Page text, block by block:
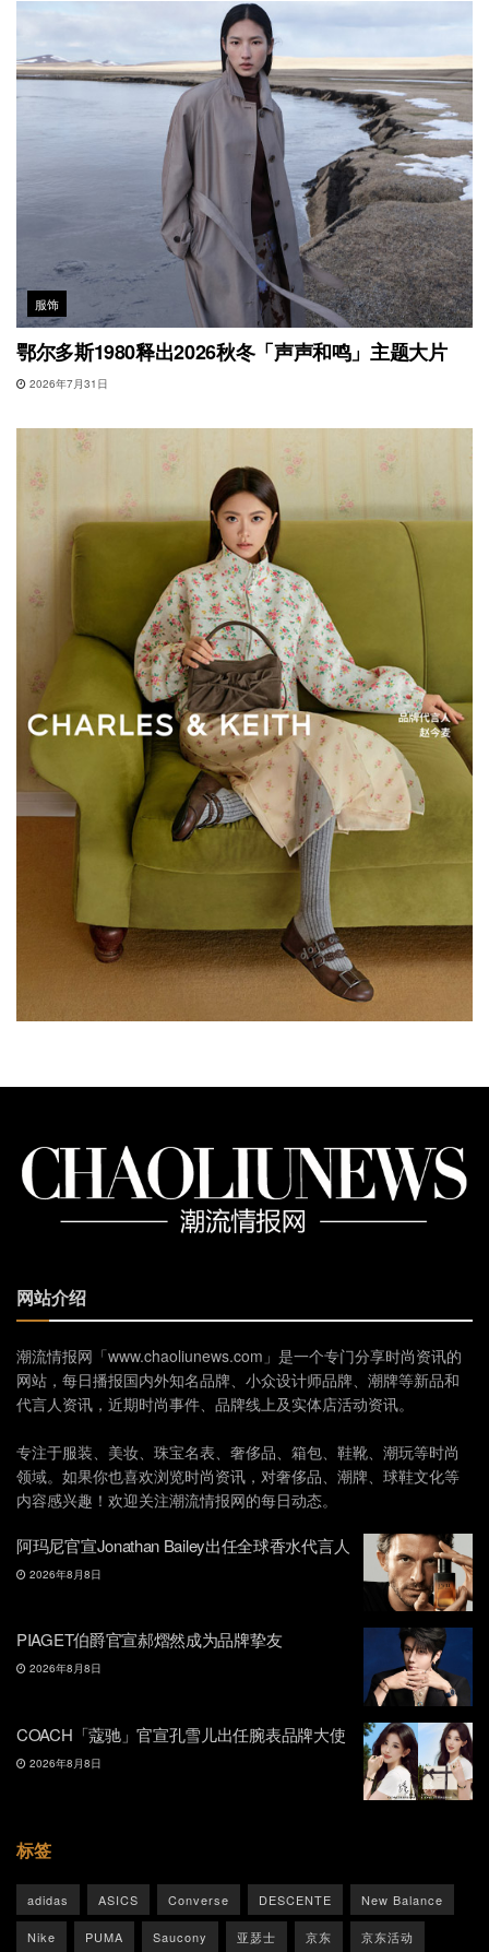
服饰
鄂尔多斯1980释出2026秋冬「声声和鸣」主题大片
2026年7月31日
网站介绍
潮流情报网「www.chaoliunews.com」是一个专门分享时尚资讯的
网站，每日播报国内外知名品牌、小众设计师品牌、潮牌等新品和
代言人资讯，近期时尚事件、品牌线上及实体店活动资讯。
专注于服装、美妆、珠宝名表、奢侈品、箱包、鞋靴、潮玩等时尚
领域。如果你也喜欢浏览时尚资讯，对奢侈品、潮牌、球鞋文化等
内容感兴趣！欢迎关注潮流情报网的每日动态。
阿玛尼官宣Jonathan Bailey出任全球香水代言人
2026年8月8日
PIAGET伯爵官宣郝熠然成为品牌挚友
2026年8月8日
COACH「蔻驰」官宣孔雪儿出任腕表品牌大使
2026年8月8日
标签
adidas ASICS Converse DESCENTE New Balance
Nike PUMA Saucony 亚瑟士 京东 京东活动